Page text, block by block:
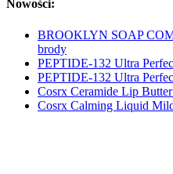
Nowości:
BROOKLYN SOAP
brody
PEPTIDE-132 Ultra
PEPTIDE-132 Ultra
Cosrx Ceramide Lip
Cosrx Calming Liquid